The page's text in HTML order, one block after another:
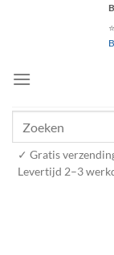
✓ Gratis
Levertijd 2–3